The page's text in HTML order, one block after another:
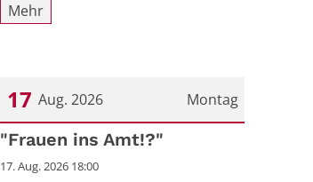
Mehr
Montag
17 Aug. 2026
Datum: 17. August 2026
"Frauen ins Amt!?"
17. Aug. 2026 18:00